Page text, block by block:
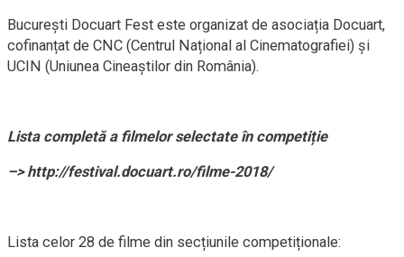
București Docuart Fest este organizat de asociația Docuart,
cofinanțat de CNC (Centrul Național al Cinematografiei) și
UCIN (Uniunea Cineaștilor din România).
Lista completă a filmelor selectate în competiție
–> http://festival.docuart.ro/filme-2018/
Lista celor 28 de filme din secțiunile competiționale: